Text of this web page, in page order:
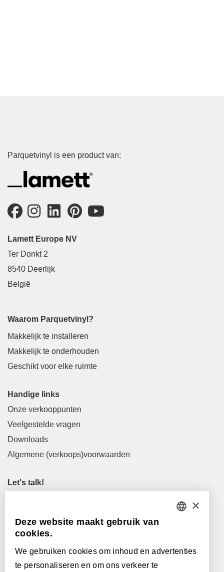
Parquetvinyl is een product van:
Lamett Europe NV
Ter Donkt 2
8540 Deerlijk
België
Waarom Parquetvinyl?
Makkelijk te installeren
Makkelijk te onderhouden
Geschikt voor elke ruimte
Handige links
Onze verkooppunten
Veelgestelde vragen
Downloads
Algemene (verkoops)voorwaarden
Let's talk!
Let's meet!
Onze verkooppunten
×
Deze website maakt gebruik van
cookies.
We gebruiken cookies om inhoud en advertenties
te personaliseren en om ons verkeer te